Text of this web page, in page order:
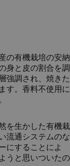
の有機栽培の安納
身と皮の割合を調
強調され、焼きた
す。香料不使用に
を生かした有機栽
流通システムのな
にすることによ
うと思いついたの